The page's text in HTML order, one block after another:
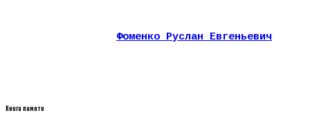
Фоменко Руслан Евгеньевич
Книга памяти